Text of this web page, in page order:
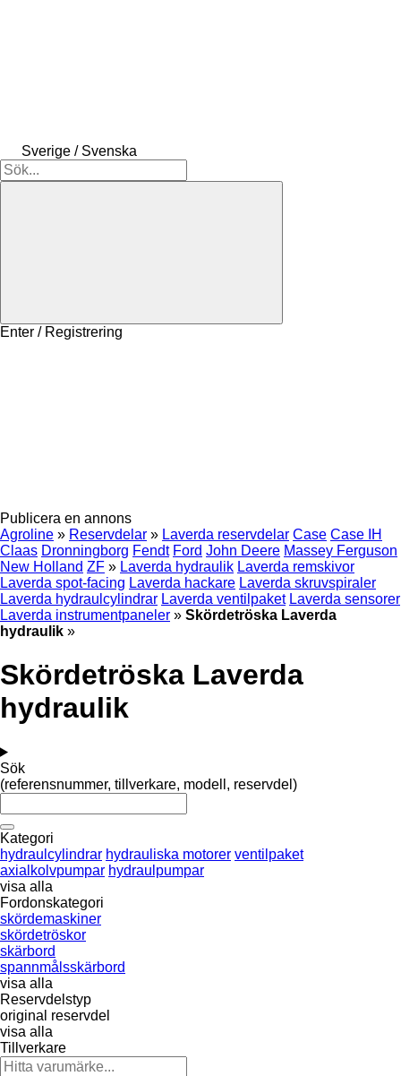
Sverige / Svenska
Enter / Registrering
Publicera en annons
Agroline » Reservdelar » Laverda reservdelar Case Case IH
Claas Dronningborg Fendt Ford John Deere Massey Ferguson
New Holland ZF » Laverda hydraulik Laverda remskivor
Laverda spot-facing Laverda hackare Laverda skruvspiraler
Laverda hydraulcylindrar Laverda ventilpaket Laverda sensorer
Laverda instrumentpaneler » Skördetröska Laverda
hydraulik »
Skördetröska Laverda
hydraulik
Sök
(referensnummer, tillverkare, modell, reservdel)
Kategori
hydraulcylindrar hydrauliska motorer ventilpaket
axialkolvpumpar hydraulpumpar
visa alla
Fordonskategori
skördemaskiner
skördetröskor
skärbord
spannmålsskärbord
visa alla
Reservdelstyp
original reservdel
visa alla
Tillverkare